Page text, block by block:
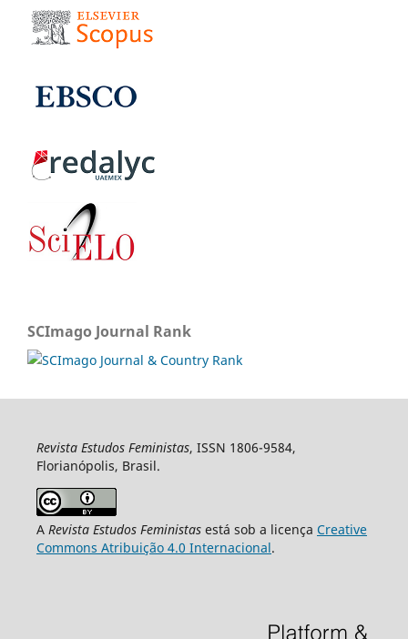
SCImago Journal Rank
Revista Estudos Feministas, ISSN 1806-9584,
Florianópolis, Brasil.
A Revista Estudos Feministasestá sob a licença Creative
Commons Atribuição 4.0 Internacional.